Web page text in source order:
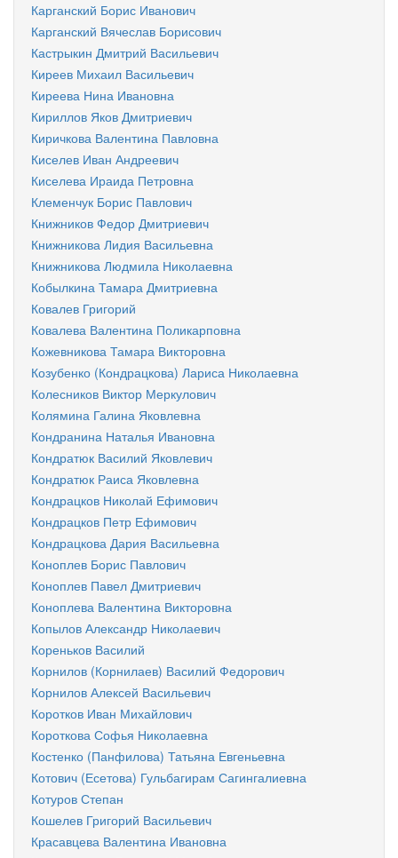
Карганский Борис Иванович
Карганский Вячеслав Борисович
Кастрыкин Дмитрий Васильевич
Киреев Михаил Васильевич
Киреева Нина Ивановна
Кириллов Яков Дмитриевич
Киричкова Валентина Павловна
Киселев Иван Андреевич
Киселева Ираида Петровна
Клеменчук Борис Павлович
Книжников Федор Дмитриевич
Книжникова Лидия Васильевна
Книжникова Людмила Николаевна
Кобылкина Тамара Дмитриевна
Ковалев Григорий
Ковалева Валентина Поликарповна
Кожевникова Тамара Викторовна
Козубенко (Кондрацкова) Лариса Николаевна
Колесников Виктор Меркулович
Колямина Галина Яковлевна
Кондранина Наталья Ивановна
Кондратюк Василий Яковлевич
Кондратюк Раиса Яковлевна
Кондрацков Николай Ефимович
Кондрацков Петр Ефимович
Кондрацкова Дария Васильевна
Коноплев Борис Павлович
Коноплев Павел Дмитриевич
Коноплева Валентина Викторовна
Копылов Александр Николаевич
Кореньков Василий
Корнилов (Корнилаев) Василий Федорович
Корнилов Алексей Васильевич
Коротков Иван Михайлович
Короткова Софья Николаевна
Костенко (Панфилова) Татьяна Евгеньевна
Котович (Есетова) Гульбагирам Сагингалиевна
Котуров Степан
Кошелев Григорий Васильевич
Красавцева Валентина Ивановна